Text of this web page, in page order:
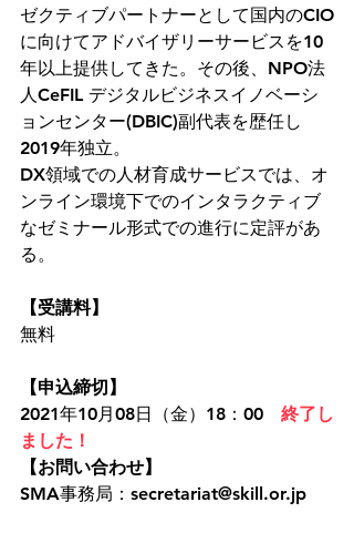
ゼクティブパートナーとして国内のCIO
に向けてアドバイザリーサービスを10
年以上提供してきた。その後、NPO法
人CeFIL デジタルビジネスイノベーシ
ョンセンター(DBIC)副代表を歴任し
2019年独立。
DX領域での人材育成サービスでは、オ
ンライン環境下でのインタラクティブ
なゼミナール形式での進行に定評があ
る。
【受講料】
無料
【申込締切】
2021年10月08日（金）18：00 終了し
ました！
【お問い合わせ】
SMA事務局：secretariat@skill.or.jp